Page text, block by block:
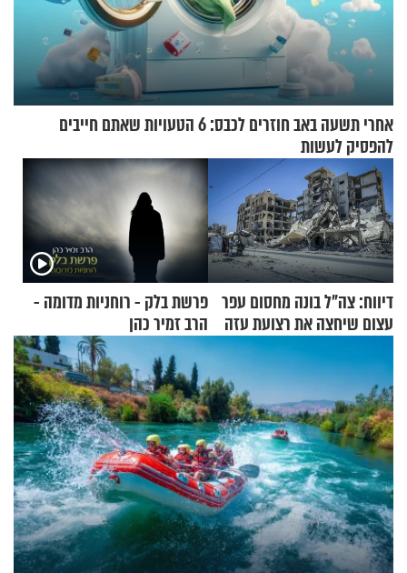
אחרי תשעה באב חוזרים לכבס: 6 הטעויות שאתם חייבים
להפסיק לעשות
דיווח: צה"ל בונה מחסום עפר
עצום שיחצה את רצועת עזה
פרשת בלק - רוחניות מדומה -
הרב זמיר כהן